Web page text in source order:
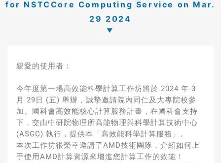
for NSTCCore Computing Service on Mar.
29 2024
親愛的使用者：
今年度第一場高效能科學計算工作坊將於 2024 年 3
月 29日 (五) 舉辦，誠摯邀請院內同仁及大專院校參
加。
國科會高效能核心計算服務計畫，在國科會支持
下，交由中研院物理所高能物理與科學計算技術中心
(ASGC) 執行，提供本「高效能科學計算服務」。
本次工作坊很榮幸邀請了AMD技術團隊，介紹如何上
手使用AMD計算資源來增進您計算工作的效能！